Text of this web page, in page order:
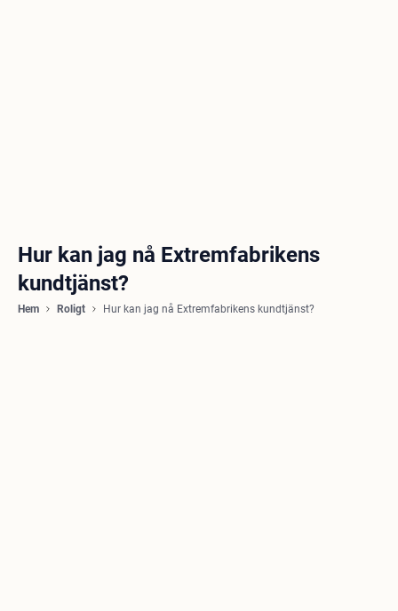
Hur kan jag nå Extremfabrikens
kundtjänst?
Hem Roligt Hur kan jag nå Extremfabrikens kundtjänst?